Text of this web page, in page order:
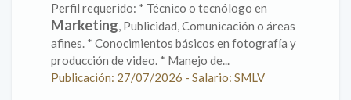
Perfil requerido: * Técnico o tecnólogo en
Marketing, Publicidad, Comunicación o áreas
afines. * Conocimientos básicos en fotografía y
producción de video. * Manejo de...
Publicación: 27/07/2026 - Salario: SMLV